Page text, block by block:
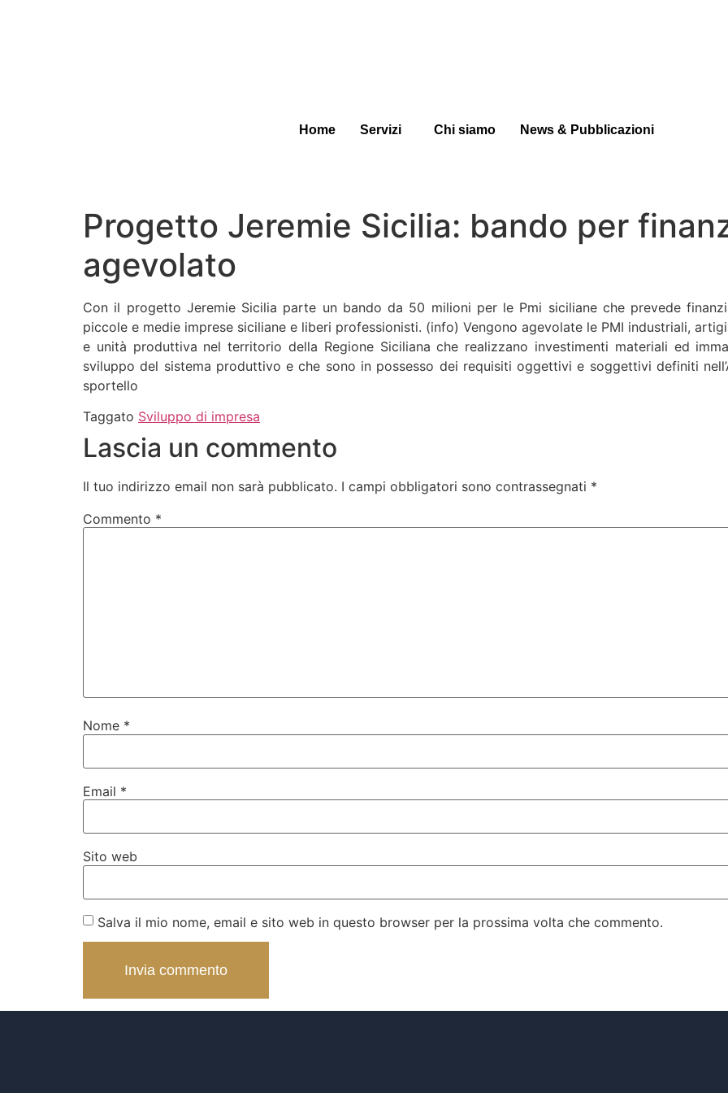
Home Servizi Chi siamo News & Pubblicazioni
Progetto Jeremie Sicilia: bando per
agevolato
Con il progetto Jeremie Sicilia parte un bando da 50 milioni per le Pmi siciliane che prevede
piccole e medie imprese siciliane e liberi professionisti. (info) Vengono agevolate le PMI industriali,
e unità produttiva nel territorio della Regione Siciliana che realizzano investimenti materiali ed
sviluppo del sistema produttivo e che sono in possesso dei requisiti oggettivi e soggettivi definiti
sportello
Taggato Sviluppo di impresa
Lascia un commento
Il tuo indirizzo email non sarà pubblicato. I campi obbligatori sono contrassegnati *
Commento *
Nome *
Email *
Sito web
Salva il mio nome, email e sito web in questo browser per la prossima volta che commento.